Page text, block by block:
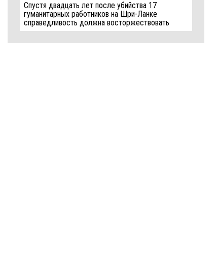
Спустя двадцать лет после убийства 17
гуманитарных работников на Шри-Ланке
справедливость должна восторжествовать